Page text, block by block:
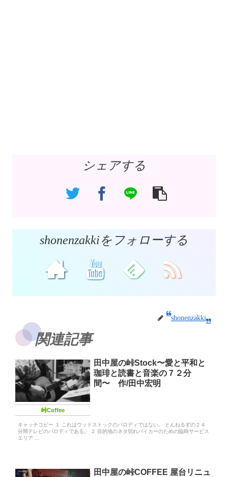
シェアする
shonenzakkiをフォローする
shonenzakki
関連記事
峠Coffee
田中屋の峠Stock〜愛と平和と
珈琲と読書と音楽の７２分
間〜 作/田中宏明
キャッチコピー １ これはウッドストックのパロディではない。 とんねるずの２４
分間テレビのパロディである。 ２ 目的地のネタ切れバイカーのための臨時サービス
エリア ...
田中屋の峠COFFEE 屋台リニュ